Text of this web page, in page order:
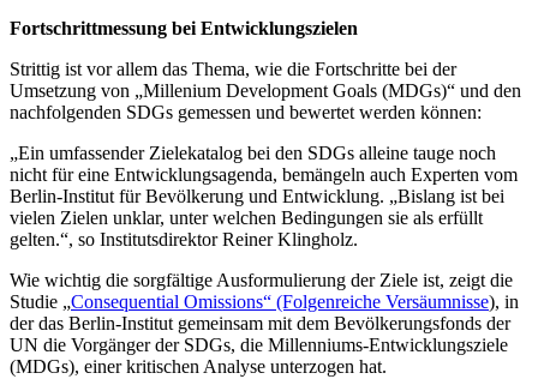
Fortschrittmessung bei Entwicklungszielen
Strittig ist vor allem das Thema, wie die Fortschritte bei der
Umsetzung von „Millenium Development Goals (MDGs)“ und den
nachfolgenden SDGs gemessen und bewertet werden können:
„Ein umfassender Zielekatalog bei den SDGs alleine tauge noch
nicht für eine Entwicklungsagenda, bemängeln auch Experten vom
Berlin-Institut für Bevölkerung und Entwicklung. „Bislang ist bei
vielen Zielen unklar, unter welchen Bedingungen sie als erfüllt
gelten.“, so Institutsdirektor Reiner Klingholz.
Wie wichtig die sorgfältige Ausformulierung der Ziele ist, zeigt die
Studie „Consequential Omissions“ (Folgenreiche Versäumnisse), in
der das Berlin-Institut gemeinsam mit dem Bevölkerungsfonds der
UN die Vorgänger der SDGs, die Millenniums-Entwicklungsziele
(MDGs), einer kritischen Analyse unterzogen hat.